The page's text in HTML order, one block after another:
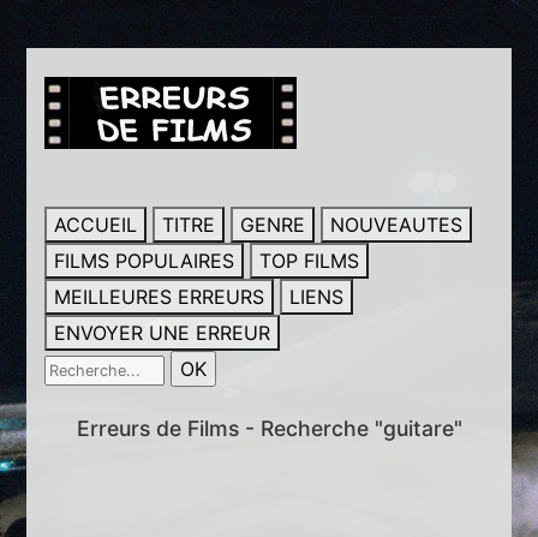
ACCUEIL TITRE GENRE
NOUVEAUTES
FILMS POPULAIRES
TOP FILMS
MEILLEURES ERREURS
LIENS
ENVOYER UNE ERREUR
Erreurs de Films - Recherche "guitare"